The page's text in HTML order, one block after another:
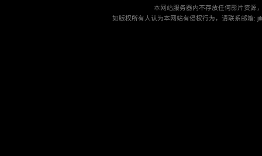
本网站服务器内不存放任何影片资源
如版权所有人认为本网站有侵权行为，请联系邮箱: